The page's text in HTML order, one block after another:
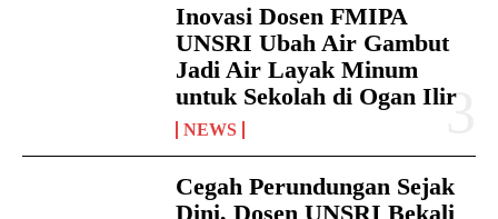
Inovasi Dosen FMIPA
UNSRI Ubah Air Gambut
Jadi Air Layak Minum
untuk Sekolah di Ogan Ilir
NEWS
Cegah Perundungan Sejak
Dini, Dosen UNSRI Bekali